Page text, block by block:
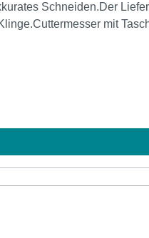
Schneiden.Der
mit